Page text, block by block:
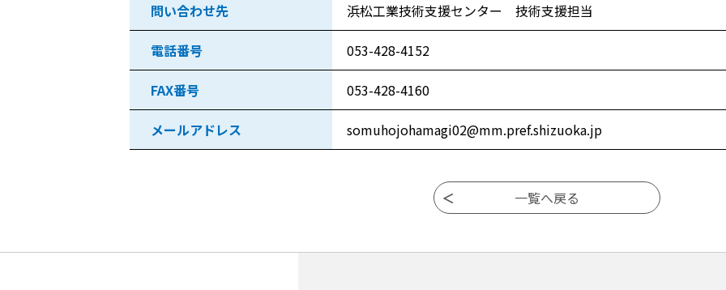
問い合わせ先 浜松工業技術支援センター 技術支援担当
電話番号 053-428-4152
FAX番号 053-428-4160
メールアドレス somuhojohamagi02@mm.pref.shizuoka.jp